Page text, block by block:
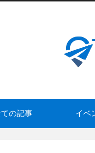
の記事 イベ